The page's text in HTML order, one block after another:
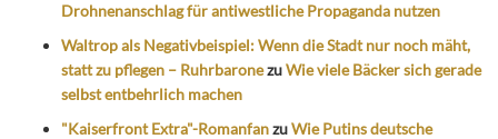
Drohnenanschlag für antiwestliche Propaganda nutzen
Waltrop als Negativbeispiel: Wenn die Stadt nur noch mäht,
statt zu pflegen – RuhrbaronezuWie viele Bäcker sich gerade
selbst entbehrlich machen
"Kaiserfront Extra"-RomanfanzuWie Putins deutsche